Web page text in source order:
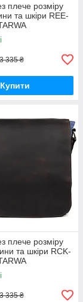
плече розміру
та шкіри REE-
3 335 ₴
Купити
плече розміру
та шкіри RCK-
3 335 ₴